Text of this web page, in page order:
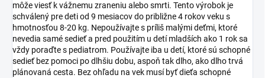
môže viesť k vážnemu zraneniu alebo smrti. Tento výrobok je
schválený pre deti od 9 mesiacov do približne 4 rokov veku s
hmotnosťou 8-20 kg. Nepoužívajte s príliš malými deťmi, ktoré
nevedia samé sedieť a pred použitím u detí mladších ako 1 rok sa
vždy poraďte s pediatrom. Používajte iba u detí, ktoré sú schopné
sedieť bez pomoci po dlhšiu dobu, aspoň tak dlho, ako dlho trvá
plánovaná cesta. Bez ohľadu na vek musí byť dieťa schopné